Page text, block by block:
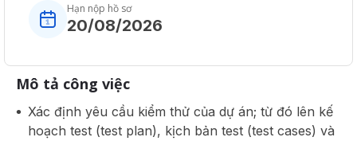
Hạn nộp hồ sơ
20/08/2026
Mô tả công việc
Xác định yêu cầu kiểm thử của dự án; từ đó lên kế
hoạch test (test plan), kịch bản test (test cases) và